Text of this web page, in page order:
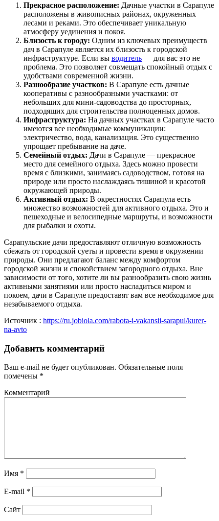
Прекрасное расположение: Дачные участки в Сарапуле
расположены в живописных районах, окруженных
лесами и реками. Это обеспечивает уникальную
атмосферу уединения и покоя.
Близость к городу: Одним из ключевых преимуществ
дач в Сарапуле является их близость к городской
инфраструктуре. Если вы водитель — для вас это не
проблема. Это позволяет совмещать спокойный отдых с
удобствами современной жизни.
Разнообразие участков: В Сарапуле есть дачные
кооперативы с разнообразными участками: от
небольших для мини-садоводства до просторных,
подходящих для строительства полноценных домов.
Инфраструктура: На дачных участках в Сарапуле часто
имеются все необходимые коммуникации:
электричество, вода, канализация. Это существенно
упрощает пребывание на даче.
Семейный отдых: Дачи в Сарапуле — прекрасное
место для семейного отдыха. Здесь можно провести
время с близкими, занимаясь садоводством, готовя на
природе или просто наслаждаясь тишиной и красотой
окружающей природы.
Активный отдых: В окрестностях Сарапула есть
множество возможностей для активного отдыха. Это и
пешеходные и велосипедные маршруты, и возможности
для рыбалки и охоты.
Сарапульские дачи предоставляют отличную возможность
сбежать от городской суеты и провести время в окружении
природы. Они предлагают баланс между комфортом
городской жизни и спокойствием загородного отдыха. Вне
зависимости от того, хотите ли вы разнообразить свою жизнь
активными занятиями или просто насладиться миром и
покоем, дачи в Сарапуле предоставят вам все необходимое для
незабываемого отдыха.
Источник : https://ru.jobiola.com/rabota-i-vakansii-sarapul/kurer-
na-avto
Добавить комментарий
Ваш e-mail не будет опубликован. Обязательные поля
помечены *
Комментарий
Имя *
E-mail *
Сайт